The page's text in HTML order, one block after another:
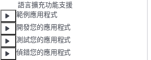
語言擴充功能支援
範例應用程式
開發您的應用程式
測試您的應用程式
偵錯您的應用程式